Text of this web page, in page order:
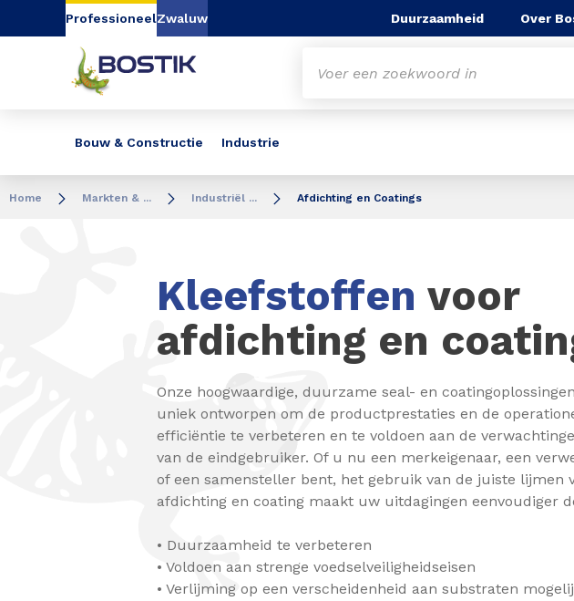
Go to content Go to navigation
ProfessioneelZwaluw Duurzaamheid Over
Bouw & Constructie Industrie
Home Markten & ... Industriël ... Afdichting en Coatings
Kleefstoffen voor
afdichting en
Onze hoogwaardige, duurzame seal- en
uniek ontworpen om de productprestaties en de
efficiëntie te verbeteren en te voldoen aan de
van de eindgebruiker. Of u nu een merkeigenaar, een
of een samensteller bent, het gebruik van de juiste lijmen
afdichting en coating maakt uw uitdagingen eenvoudiger
• Duurzaamheid te verbeteren
• Voldoen aan strenge voedselveiligheidseisen
• Verlijming op een verscheidenheid aan substraten